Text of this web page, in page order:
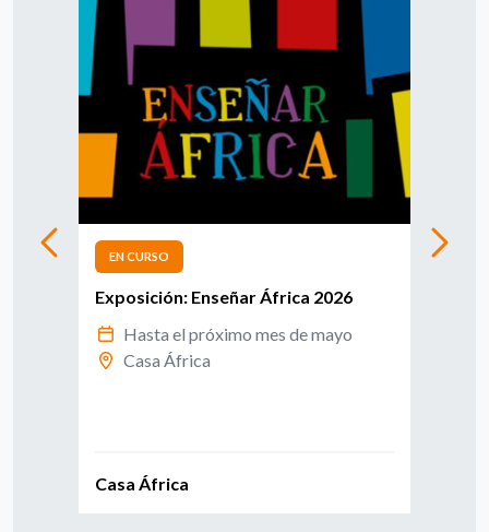
EN CURSO
Exposición: Enseñar África 2026
Hasta el próximo mes de mayo
Casa África
Casa África